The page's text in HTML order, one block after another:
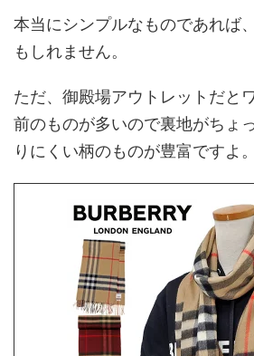
本当にシンプルなものであれば
もしれません。
ただ、御殿場アウトレットだと
前のものが多いので裏地がちょ
りにくい柄のものが豊富ですよ。